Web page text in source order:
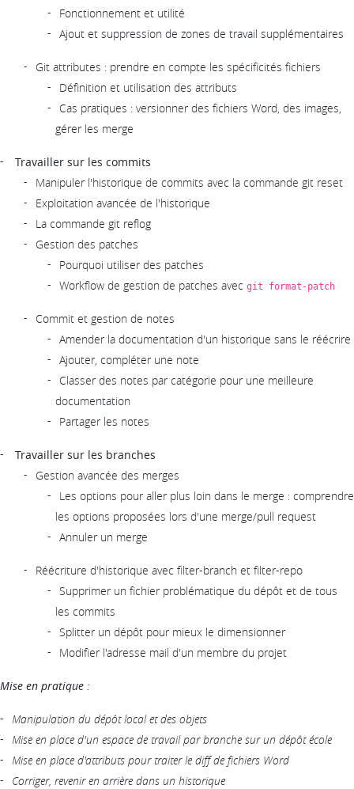
Fonctionnement et utilité
Ajout et suppression de zones de travail supplémentaires
Git attributes : prendre en compte les spécificités fichiers
Définition et utilisation des attributs
Cas pratiques : versionner des fichiers Word, des images,
gérer les merge
Travailler sur les commits
Manipuler l'historique de commits avec la commande git reset
Exploitation avancée de l'historique
La commande git reflog
Gestion des patches
Pourquoi utiliser des patches
Workflow de gestion de patches avec git format-patch
Commit et gestion de notes
Amender la documentation d'un historique sans le réécrire
Ajouter, compléter une note
Classer des notes par catégorie pour une meilleure
documentation
Partager les notes
Travailler sur les branches
Gestion avancée des merges
Les options pour aller plus loin dans le merge : comprendre
les options proposées lors d'une merge/pull request
Annuler un merge
Réécriture d'historique avec filter-branch et filter-repo
Supprimer un fichier problématique du dépôt et de tous
les commits
Splitter un dépôt pour mieux le dimensionner
Modifier l'adresse mail d'un membre du projet
Mise en pratique :
Manipulation du dépôt local et des objets
Mise en place d'un espace de travail par branche sur un dépôt école
Mise en place d'attributs pour traiter le diff de fichiers Word
Corriger, revenir en arrière dans un historique